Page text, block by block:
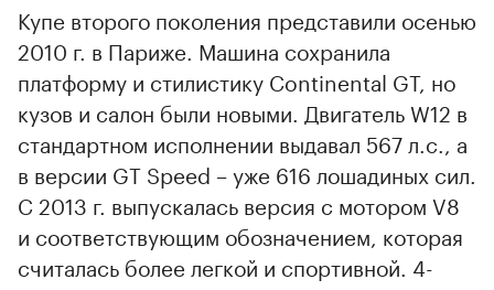
Купе второго поколения представили осенью
2010 г. в Париже. Машина сохранила
платформу и стилистику Continental GT, но
кузов и салон были новыми. Двигатель W12 в
стандартном исполнении выдавал 567 л.с., а
в версии GT Speed – уже 616 лошадиных сил.
С 2013 г. выпускалась версия с мотором V8
и соответствующим обозначением, которая
считалась более легкой и спортивной. 4-